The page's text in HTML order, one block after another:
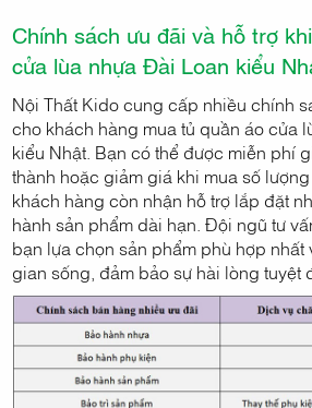
Chính sách ưu đãi và hỗ trợ
cửa lùa nhựa Đài Loan kiểu
Nội Thất Kido cung cấp nhiều chính
cho khách hàng mua tủ quần áo cửa
kiểu Nhật. Bạn có thể được miễn phí
thành hoặc giảm giá khi mua số
khách hàng còn nhận hỗ trợ lắp đặt
hành sản phẩm dài hạn. Đội ngũ tư
bạn lựa chọn sản phẩm phù hợp nhất
gian sống, đảm bảo sự hài lòng tuyệt